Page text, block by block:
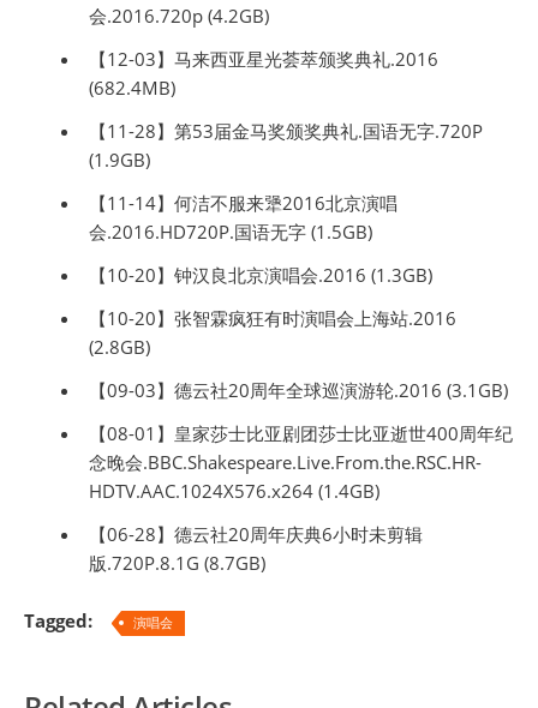
会.2016.720p (4.2GB)
【12-03】马来西亚星光荟萃颁奖典礼.2016
(682.4MB)
【11-28】第53届金马奖颁奖典礼.国语无字.720P
(1.9GB)
【11-14】何洁不服来犟2016北京演唱
会.2016.HD720P.国语无字 (1.5GB)
【10-20】钟汉良北京演唱会.2016 (1.3GB)
【10-20】张智霖疯狂有时演唱会上海站.2016
(2.8GB)
【09-03】德云社20周年全球巡演游轮.2016 (3.1GB)
【08-01】皇家莎士比亚剧团莎士比亚逝世400周年纪
念晚会.BBC.Shakespeare.Live.From.the.RSC.HR-
HDTV.AAC.1024X576.x264 (1.4GB)
【06-28】德云社20周年庆典6小时未剪辑
版.720P.8.1G (8.7GB)
Tagged: 演唱会